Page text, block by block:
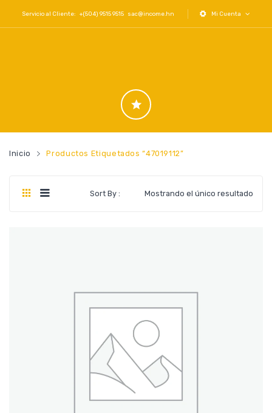
Servicio al Cliente: +(504) 9515 9515 sac@income.hn Mi Cuenta
Inicio Productos Etiquetados “47019112”
Mostrando el único resultado
Sort By :